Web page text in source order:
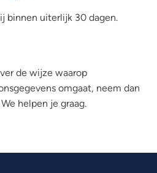
binnen uiterlijk 30 dagen.
de wijze waarop
omgaat, neem dan
helpen je graag.